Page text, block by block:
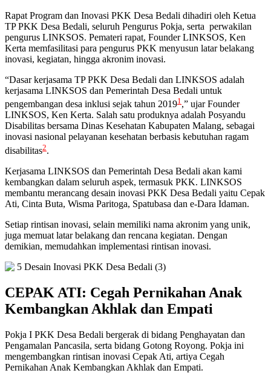
Rapat Program dan Inovasi PKK Desa Bedali dihadiri oleh Ketua
TP PKK Desa Bedali, seluruh Pengurus Pokja, serta perwakilan
pengurus LINKSOS. Pemateri rapat, Founder LINKSOS, Ken
Kerta memfasilitasi para pengurus PKK menyusun latar belakang
inovasi, kegiatan, hingga akronim inovasi.
“Dasar kerjasama TP PKK Desa Bedali dan LINKSOS adalah
kerjasama LINKSOS dan Pemerintah Desa Bedali untuk
pengembangan desa inklusi sejak tahun 20191,” ujar Founder
LINKSOS, Ken Kerta. Salah satu produknya adalah Posyandu
Disabilitas bersama Dinas Kesehatan Kabupaten Malang, sebagai
inovasi nasional pelayanan kesehatan berbasis kebutuhan ragam
disabilitas2.
Kerjasama LINKSOS dan Pemerintah Desa Bedali akan kami
kembangkan dalam seluruh aspek, termasuk PKK. LINKSOS
membantu merancang desain inovasi PKK Desa Bedali yaitu Cepak
Ati, Cinta Buta, Wisma Paritoga, Spatubasa dan e-Dara Idaman.
Setiap rintisan inovasi, selain memiliki nama akronim yang unik,
juga memuat latar belakang dan rencana kegiatan. Dengan
demikian, memudahkan implementasi rintisan inovasi.
CEPAK ATI: Cegah Pernikahan Anak
Kembangkan Akhlak dan Empati
Pokja I PKK Desa Bedali bergerak di bidang Penghayatan dan
Pengamalan Pancasila, serta bidang Gotong Royong. Pokja ini
mengembangkan rintisan inovasi Cepak Ati, artiya Cegah
Pernikahan Anak Kembangkan Akhlak dan Empati.